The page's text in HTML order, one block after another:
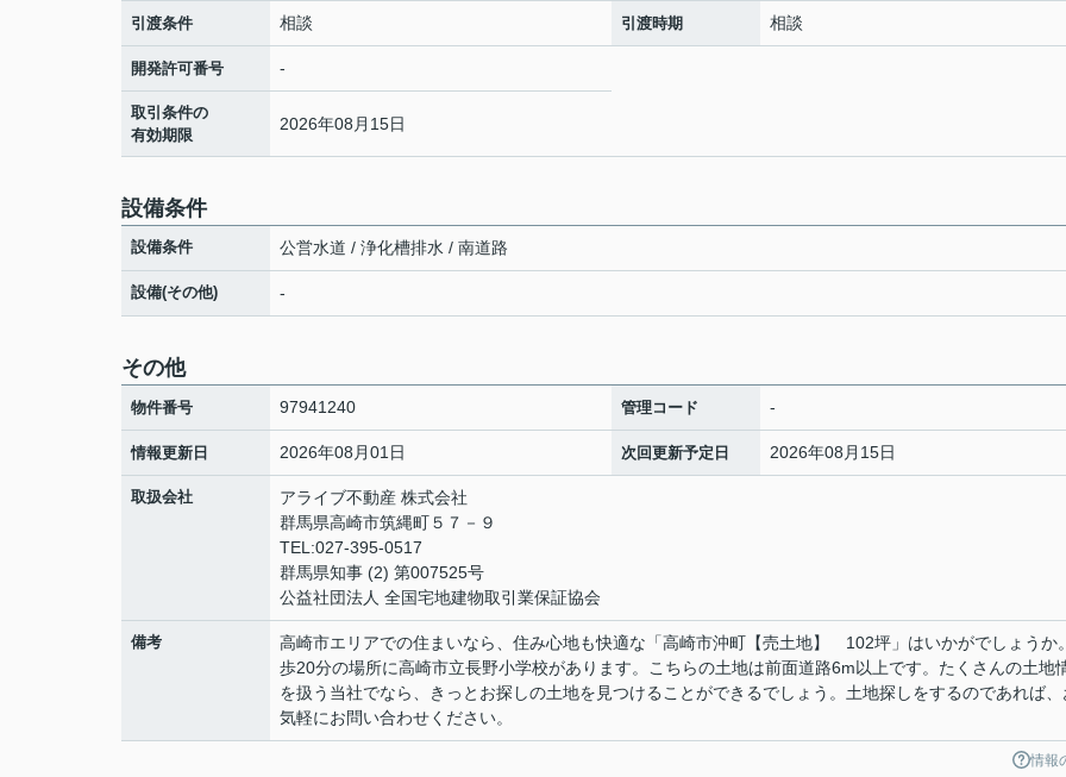
引渡条件 相談 引渡時期 相談
開発許可番号 -
取引条件の
有効期限
2026年08月15日
設備条件
設備条件 公営水道 / 浄化槽排水 / 南道路
設備(その他) -
その他
物件番号 97941240 管理コード -
情報更新日 2026年08月01日 次回更新予定日 2026年08月15日
取扱会社
アライブ不動産 株式会社
群馬県高崎市筑縄町５７－９
TEL:027-395-0517
群馬県知事 (2) 第007525号
公益社団法人 全国宅地建物取引業保証協会
備考
高崎市エリアでの住まいなら、住み心地も快適な「高崎市沖町【売土地】 102坪」はいかがでしょうか
歩20分の場所に高崎市立長野小学校があります。こちらの土地は前面道路6m以上です。たくさんの土地
を扱う当社でなら、きっとお探しの土地を見つけることができるでしょう。土地探しをするのであれば、
気軽にお問い合わせください。
情報